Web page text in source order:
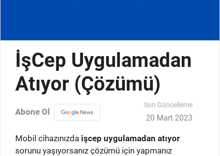
İşCep Uygulamadan
Atıyor (Çözümü)
Abone Ol
Son Güncelleme
20 Mart 2023
Mobil cihazınızda işcep uygulamadan atıyor
sorunu yaşıyorsanız çözümü için yapmanız